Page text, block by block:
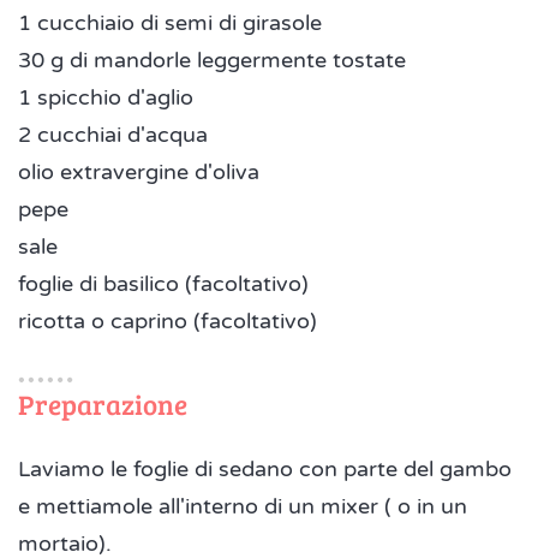
1 cucchiaio di semi di girasole
30 g di mandorle leggermente tostate
1 spicchio d'aglio
2 cucchiai d'acqua
olio extravergine d'oliva
pepe
sale
foglie di basilico (facoltativo)
ricotta o caprino (facoltativo)
Preparazione
Laviamo le foglie di sedano con parte del gambo
e mettiamole all'interno di un mixer ( o in un
mortaio).